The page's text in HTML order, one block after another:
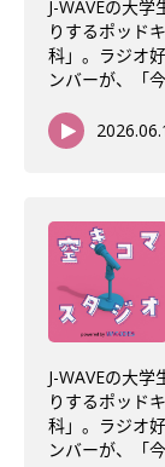
J-WAVEの大
りするポッド
科」。ラジオ
ンバーが、「
J-WAVEの大
りするポッド
科」。ラジオ
ンバーが、「